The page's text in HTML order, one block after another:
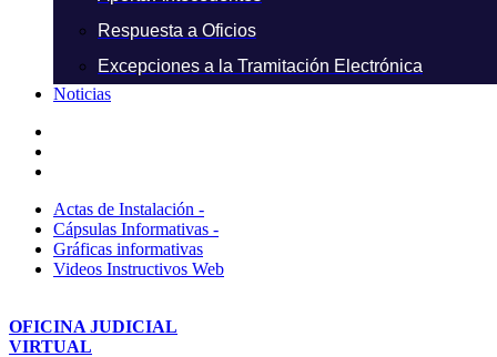
Respuesta a Oficios
Excepciones a la Tramitación Electrónica
Noticias
Actas de Instalación -
Cápsulas Informativas -
Gráficas informativas
Videos Instructivos Web
OFICINA JUDICIAL
VIRTUAL